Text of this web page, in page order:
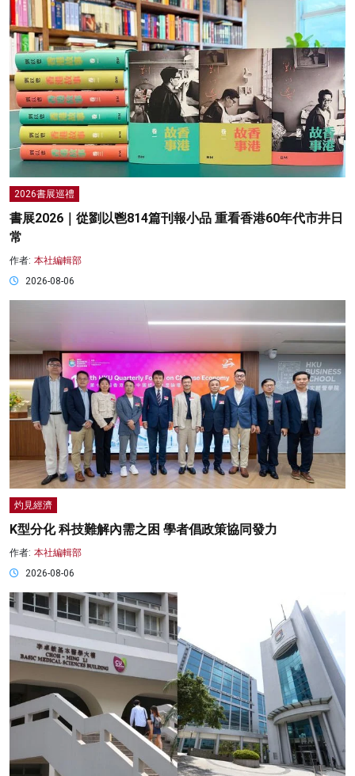
2026書展巡禮
書展2026｜從劉以鬯814篇刊報小品 重看香港60年代市井日
常
作者: 本社編輯部
2026-08-06
灼見經濟
K型分化 科技難解內需之困 學者倡政策協同發力
作者: 本社編輯部
2026-08-06